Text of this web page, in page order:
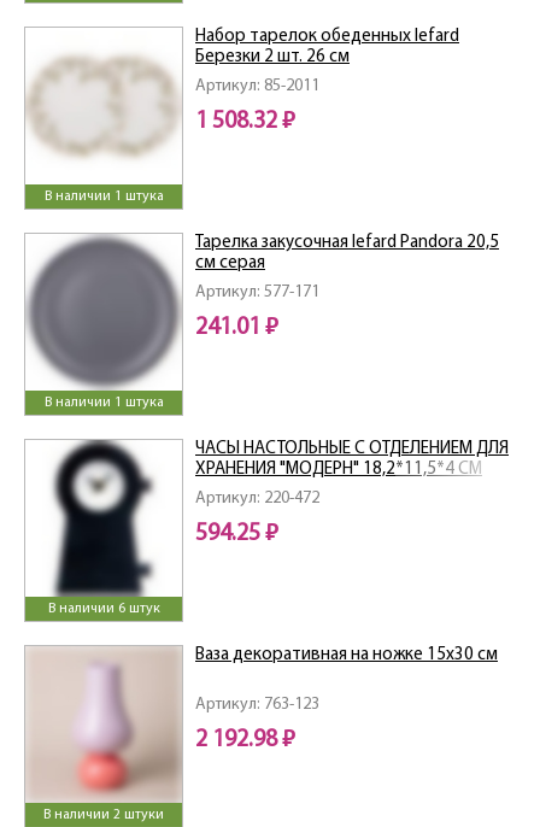
В наличии 1 штука
Артикул: 85-2011
Набор тарелок обеденных lefard
Березки 2 шт. 26 см
1 508.32 ₽
В наличии 1 штука
Артикул: 577-171
Тарелка закусочная lefard Pandora 20,5
см серая
241.01 ₽
В наличии 6 штук
Артикул: 220-472
ЧАСЫ НАСТОЛЬНЫЕ С ОТДЕЛЕНИЕМ ДЛЯ
ХРАНЕНИЯ "МОДЕРН" 18,2*11,5*4 СМ
594.25 ₽
В наличии 2 штуки
Артикул: 763-123
Ваза декоративная на ножке 15х30 см
2 192.98 ₽